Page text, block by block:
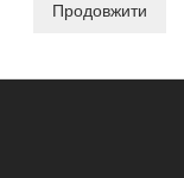
Продовжити